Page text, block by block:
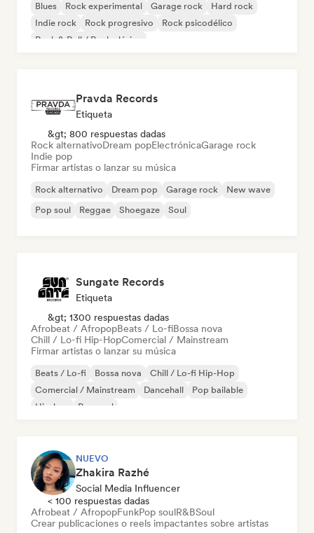
Blues Rock experimental Garage rock
Hard rock
Indie rock
Rock progresivo
Rock psicodélico
Rock & Roll / Rock clásico
Pravda Records
Etiqueta
&gt; 800 respuestas dadas
Rock alternativoDream popElectrónicaGarage rock
Indie pop
Firmar artistas o lanzar su música
Rock alternativo Dream pop Garage rock
New wave
Pop soul
Reggae Shoegaze Soul
Sungate Records
Etiqueta
&gt; 1300 respuestas dadas
Afrobeat / AfropopBeats / Lo-fiBossa nova
Chill / Lo-fi Hip-HopComercial / Mainstream
Firmar artistas o lanzar su música
Beats / Lo-fi Bossa nova
Chill / Lo-fi Hip-Hop
Comercial / Mainstream
Dancehall
Pop bailable
Hip-hop
Pop soul
NUEVO
Zhakira Razhé
Social Media Influencer
< 100 respuestas dadas
Afrobeat / AfropopFunkPop soulR&BSoul
Crear publicaciones o reels impactantes sobre artistas